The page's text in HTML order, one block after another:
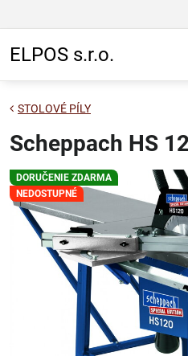
ELPOS s.r.o.
DORUČENIE ZDARMA
NEDOSTUPNÉ
STOLOVÉ PÍLY
Scheppach HS